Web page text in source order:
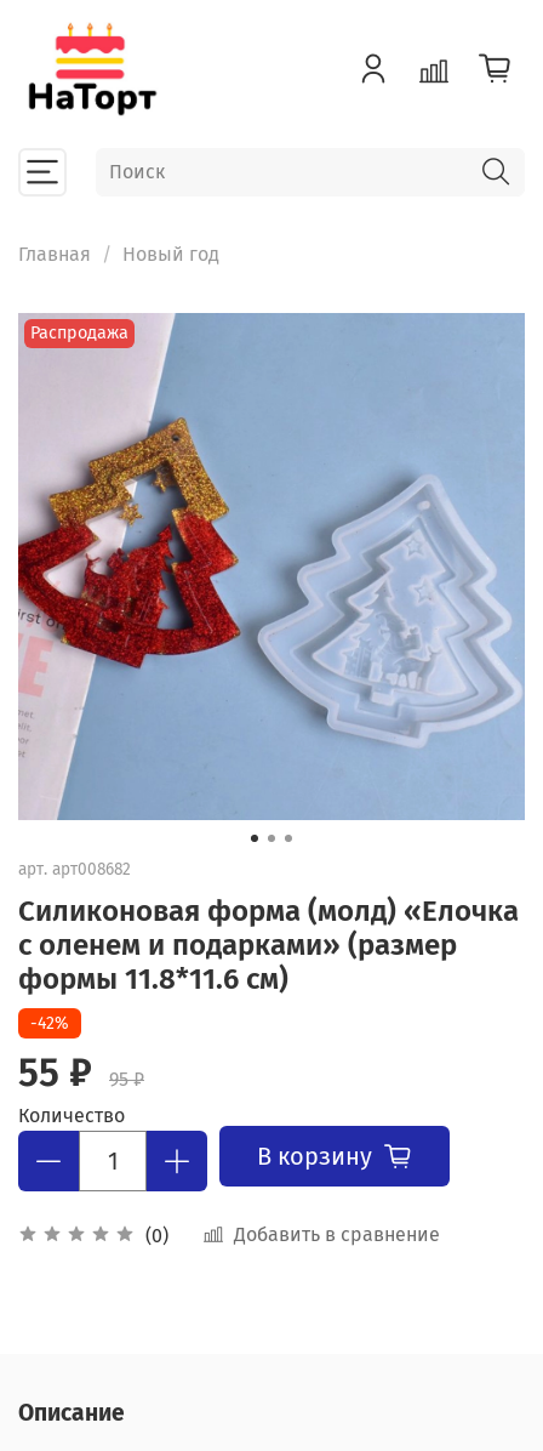
Главная Новый год
Распродажа
арт. арт008682
Силиконовая форма (молд) «Елочка
с оленем и подарками» (размер
формы 11.8*11.6 см)
(0) Добавить в сравнение
-42%
55 ₽
95 ₽
Количество
В корзину
Описание